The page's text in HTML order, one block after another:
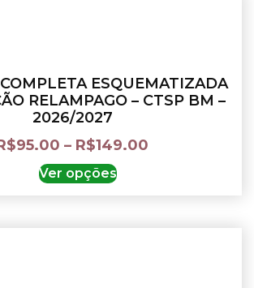
ESQUEMATIZADA
RELAMPAGO – CTSP BM –
2026/2027
95.00 – R$149.00
Ver opções